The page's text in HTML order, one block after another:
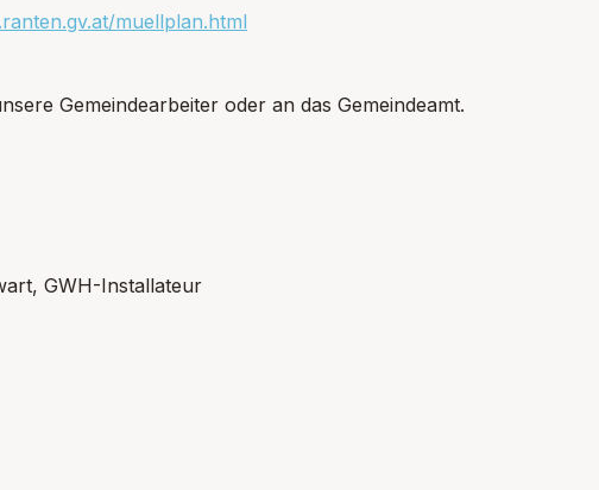
muellplan.html
Gemeindearbeiter oder an das Gemeindeamt.
GWH-Installateur